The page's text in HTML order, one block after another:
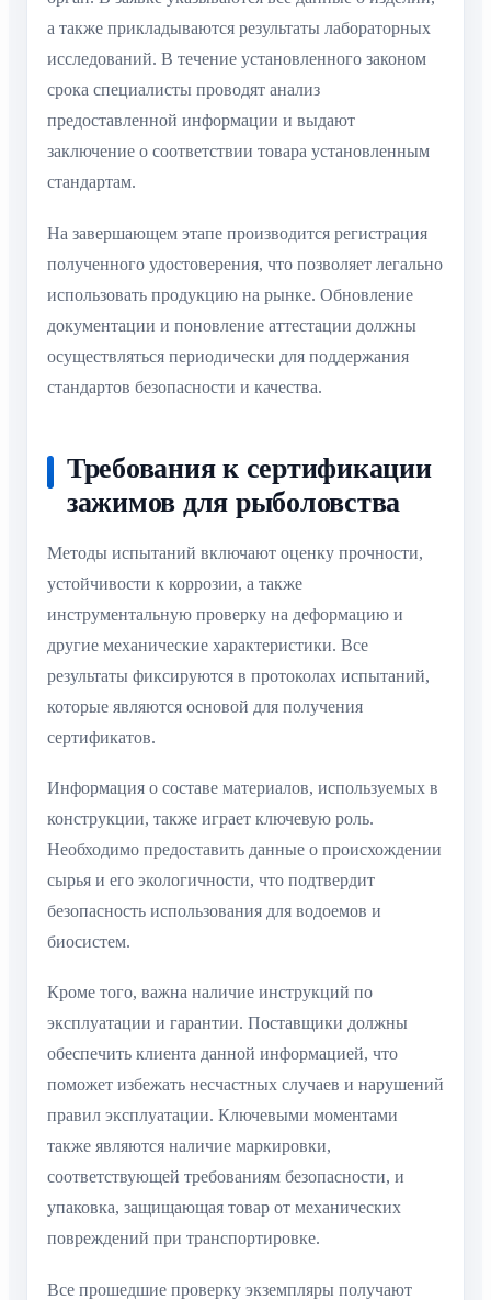
а также прикладываются результаты лабораторных
исследований. В течение установленного законом
срока специалисты проводят анализ
предоставленной информации и выдают
заключение о соответствии товара установленным
стандартам.
На завершающем этапе производится регистрация
полученного удостоверения, что позволяет легально
использовать продукцию на рынке. Обновление
документации и поновление аттестации должны
осуществляться периодически для поддержания
стандартов безопасности и качества.
Требования к сертификации
зажимов для рыболовства
Методы испытаний включают оценку прочности,
устойчивости к коррозии, а также
инструментальную проверку на деформацию и
другие механические характеристики. Все
результаты фиксируются в протоколах испытаний,
которые являются основой для получения
сертификатов.
Информация о составе материалов, используемых в
конструкции, также играет ключевую роль.
Необходимо предоставить данные о происхождении
сырья и его экологичности, что подтвердит
безопасность использования для водоемов и
биосистем.
Кроме того, важна наличие инструкций по
эксплуатации и гарантии. Поставщики должны
обеспечить клиента данной информацией, что
поможет избежать несчастных случаев и нарушений
правил эксплуатации. Ключевыми моментами
также являются наличие маркировки,
соответствующей требованиям безопасности, и
упаковка, защищающая товар от механических
повреждений при транспортировке.
Все прошедшие проверку экземпляры получают